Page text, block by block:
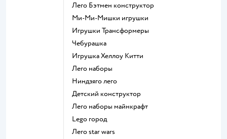
Лего Бэтмен конструктор
Ми-Ми-Мишки игрушки
Игрушки Трансформеры
Чебурашка
Игрушка Хеллоу Китти
Лего наборы
Ниндзяго лего
Детский конструктор
Лего наборы майнкрафт
Lego город
Лего star wars